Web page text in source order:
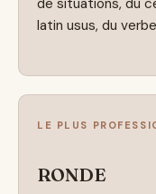
de situations, du
latin usus, du
LE PLUS
RONDE